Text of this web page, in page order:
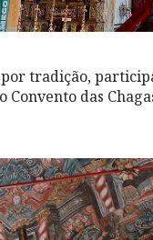
tradição,
das